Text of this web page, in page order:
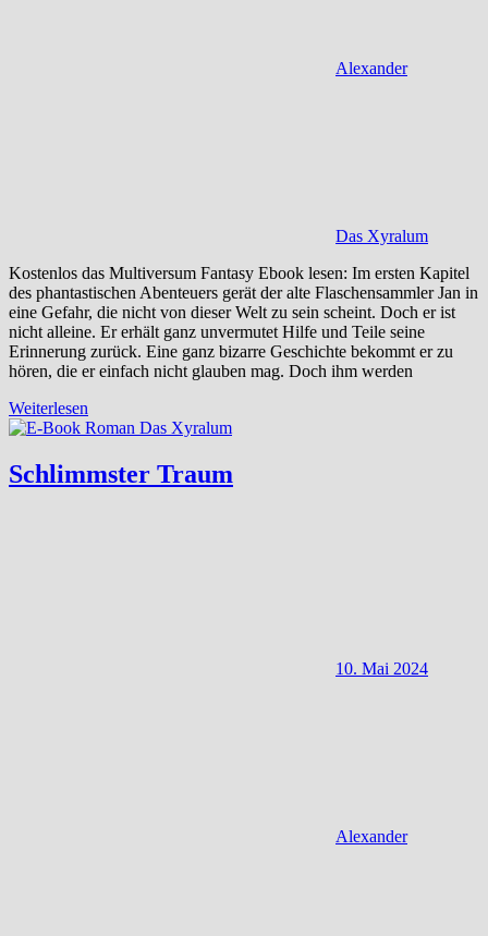
Alexander
Das Xyralum
Kostenlos das Multiversum Fantasy Ebook lesen: Im ersten Kapitel
des phantastischen Abenteuers gerät der alte Flaschensammler Jan in
eine Gefahr, die nicht von dieser Welt zu sein scheint. Doch er ist
nicht alleine. Er erhält ganz unvermutet Hilfe und Teile seine
Erinnerung zurück. Eine ganz bizarre Geschichte bekommt er zu
hören, die er einfach nicht glauben mag. Doch ihm werden
Weiterlesen
Schlimmster Traum
10. Mai 2024
Alexander